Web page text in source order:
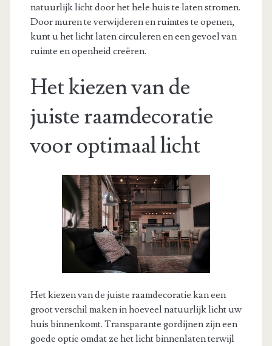
natuurlijk licht door het hele huis te laten stromen.
Door muren te verwijderen en ruimtes te openen,
kunt u het licht laten circuleren en een gevoel van
ruimte en openheid creëren.
Het kiezen van de
juiste raamdecoratie
voor optimaal licht
Het kiezen van de juiste raamdecoratie kan een
groot verschil maken in hoeveel natuurlijk licht uw
huis binnenkomt. Transparante gordijnen zijn een
goede optie omdat ze het licht binnenlaten terwijl